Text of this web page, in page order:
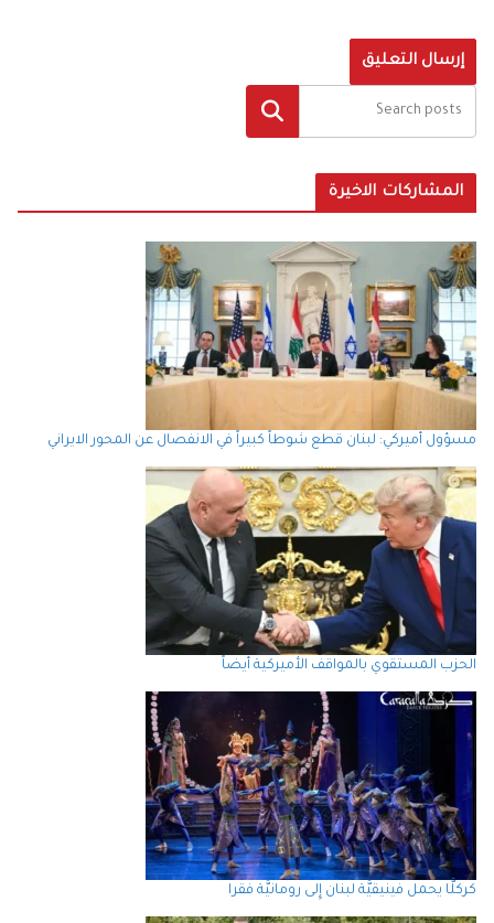
البحث
المشاركات الاخيرة
مسؤول أميركي: لبنان قطع شوطاً كبيراً في الانفصال عن المحور الايراني
الحزب المستقوي بالمواقف الأميركية أيضاً
كركلَّا يحمل فينيقيَّة لبنان إِلى رومانيَّة فقرا